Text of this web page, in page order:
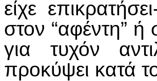
είχε
στον “αφέντη”
για τυχόν
προκύψει κατά